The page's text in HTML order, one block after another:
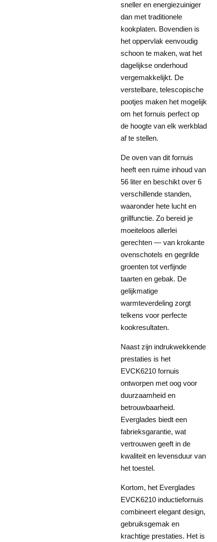
sneller en energiezuiniger
dan met traditionele
kookplaten. Bovendien is
het oppervlak eenvoudig
schoon te maken, wat het
dagelijkse onderhoud
vergemakkelijkt. De
verstelbare, telescopische
pootjes maken het mogelijk
om het fornuis perfect op
de hoogte van elk werkblad
af te stellen.
De oven van dit fornuis
heeft een ruime inhoud van
56 liter en beschikt over 6
verschillende standen,
waaronder hete lucht en
grillfunctie. Zo bereid je
moeiteloos allerlei
gerechten — van krokante
ovenschotels en gegrilde
groenten tot verfijnde
taarten en gebak. De
gelijkmatige
warmteverdeling zorgt
telkens voor perfecte
kookresultaten.
Naast zijn indrukwekkende
prestaties is het
EVCK6210 fornuis
ontworpen met oog voor
duurzaamheid en
betrouwbaarheid.
Everglades biedt een
fabrieksgarantie, wat
vertrouwen geeft in de
kwaliteit en levensduur van
het toestel.
Kortom, het Everglades
EVCK6210 inductiefornuis
combineert elegant design,
gebruiksgemak en
krachtige prestaties. Het is